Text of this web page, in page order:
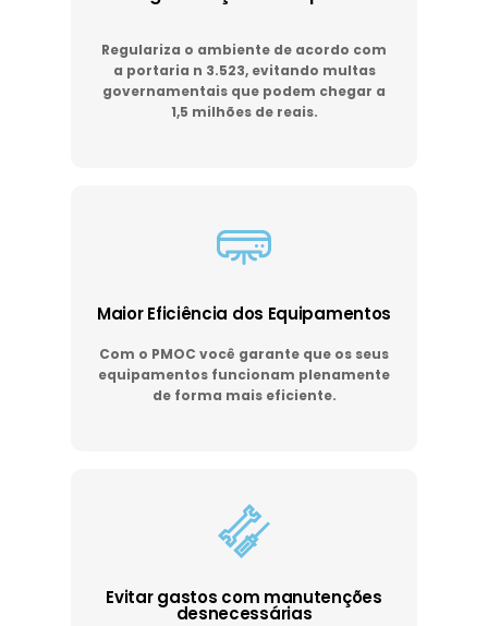
Regulariza o ambiente de acordo com
a portaria n 3.523, evitando multas
governamentais que podem chegar a
1,5 milhões de reais.
Maior Eficiência dos Equipamentos
Com o PMOC você garante que os seus
equipamentos funcionam plenamente
de forma mais eficiente.
Evitar gastos com manutenções
desnecessárias